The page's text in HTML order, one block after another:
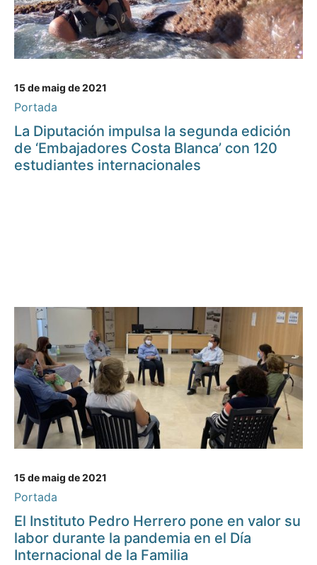
15 de maig de 2021
Portada
La Diputación impulsa la segunda edición
de ‘Embajadores Costa Blanca’ con 120
estudiantes internacionales
15 de maig de 2021
Portada
El Instituto Pedro Herrero pone en valor su
labor durante la pandemia en el Día
Internacional de la Familia